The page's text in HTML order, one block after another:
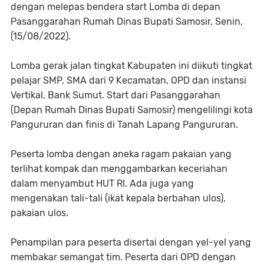
dengan melepas bendera start Lomba di depan
Pasanggarahan Rumah Dinas Bupati Samosir, Senin,
(15/08/2022).
Lomba gerak jalan tingkat Kabupaten ini diikuti tingkat
pelajar SMP, SMA dari 9 Kecamatan, OPD dan instansi
Vertikal, Bank Sumut. Start dari Pasanggarahan
(Depan Rumah Dinas Bupati Samosir) mengelilingi kota
Pangururan dan finis di Tanah Lapang Pangururan.
Peserta lomba dengan aneka ragam pakaian yang
terlihat kompak dan menggambarkan keceriahan
dalam menyambut HUT RI. Ada juga yang
mengenakan tali-tali (ikat kepala berbahan ulos),
pakaian ulos.
Penampilan para peserta disertai dengan yel-yel yang
membakar semangat tim. Peserta dari OPD dengan